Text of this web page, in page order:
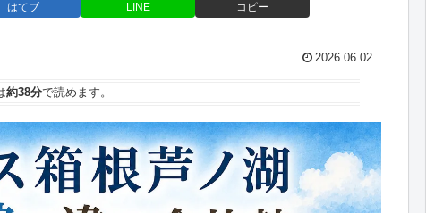
はてブ LINE コピー
2026.06.02
約38分で読めます。